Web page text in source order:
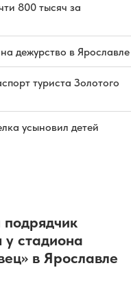
800 тысяч за
дежурство в Ярославле
туриста Золотого
усыновил детей
у стадиона
в Ярославле